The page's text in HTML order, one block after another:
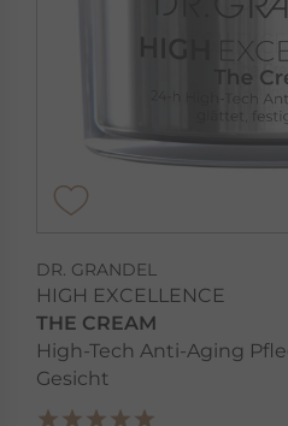
DR. GRANDEL
HIGH EXCELLENCE
THE CREAM
High-Tech Anti-Aging
Gesicht